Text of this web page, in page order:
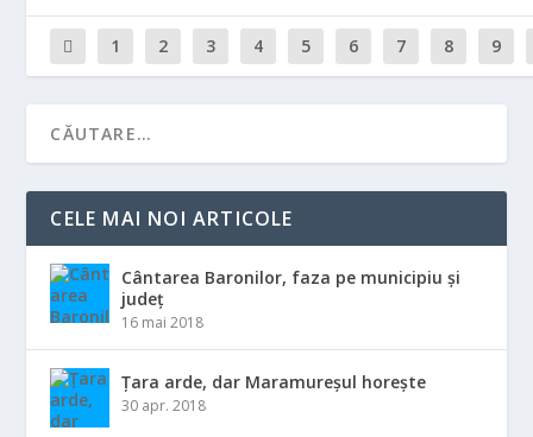
1 2 3 4 5 6 7 8 9
CELE MAI NOI ARTICOLE
Cântarea Baronilor, faza pe municipiu și
județ
16 mai 2018
Țara arde, dar Maramureșul horește
30 apr. 2018